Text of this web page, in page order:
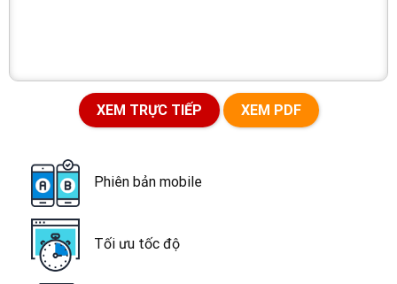
XEM TRỰC TIẾP XEM PDF
Phiên bản mobile
Tối ưu tốc độ